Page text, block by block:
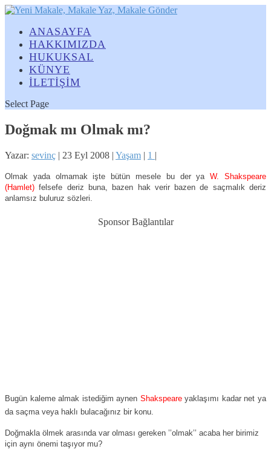
ANASAYFA
HAKKIMIZDA
HUKUKSAL
KÜNYE
İLETİŞİM
Select Page
Doğmak mı Olmak mı?
Yazar: sevinç | 23 Eyl 2008 | Yaşam | 1 |
Olmak yada olmamak işte bütün mesele bu der yaW. Shakspeare
(Hamlet)felsefe deriz buna, bazen hak verir bazen de saçmalık deriz
anlamsız buluruz sözleri.
Sponsor Bağlantılar
Bugün kaleme almak istediğim aynen Shakspeareyaklaşımı kadar net ya
da saçma veya haklı bulacağınız bir konu.
Doğmakla ölmek arasında var olması gereken ’’olmak’’ acaba her birimiz
için aynı önemi taşıyor mu?